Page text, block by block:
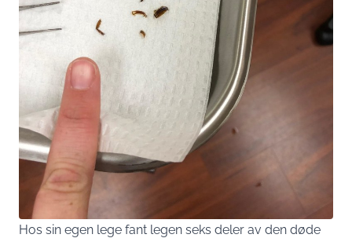
Hos sin egen lege fant legen seks deler av den døde